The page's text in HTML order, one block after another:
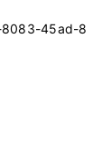
8083-45ad-8